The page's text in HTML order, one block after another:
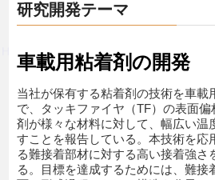
研究開発テーマ
車載用粘着剤の開発
当社が保有する粘着剤の技術を車載
で、タッキファイヤ（TF）の表面
剤が様々な材料に対して、幅広い温
すことを報告している。本技術を応
る難接着部材に対する高い接着強さ
る。目標を達成するためには、難接